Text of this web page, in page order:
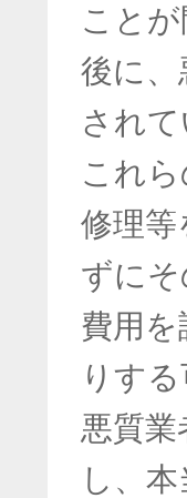
こと
後に、
されて
これ
修理
ずに
費用
りす
悪質
し、